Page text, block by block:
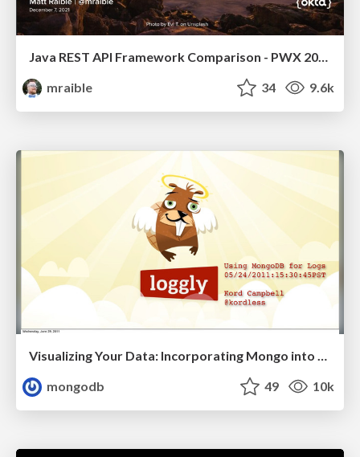
Java REST API Framework Comparison - PWX 2021
mraible
34 9.6k
Visualizing Your Data: Incorporating Mongo into Loggly Infrastructure
mongodb
49 10k